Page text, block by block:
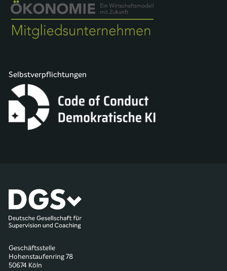
Selbstverpflichtungen
Geschäftsstelle
Hohenstaufenring 78
50674 Köln